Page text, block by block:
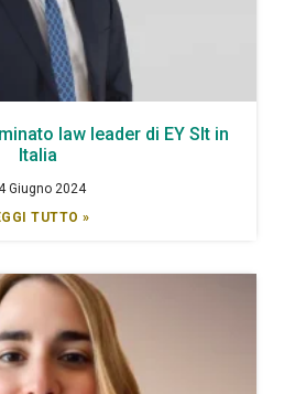
law leader di EY Slt in
Italia
Giugno 2024
TUTTO »